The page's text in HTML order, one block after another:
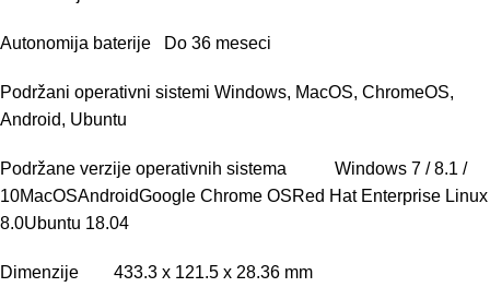
Autonomija baterije Do 36 meseci
Podržani operativni sistemi Windows, MacOS, ChromeOS,
Android, Ubuntu
Podržane verzije operativnih sistema Windows 7 / 8.1 /
10MacOSAndroidGoogle Chrome OSRed Hat Enterprise Linux
8.0Ubuntu 18.04
Dimenzije 433.3 x 121.5 x 28.36 mm